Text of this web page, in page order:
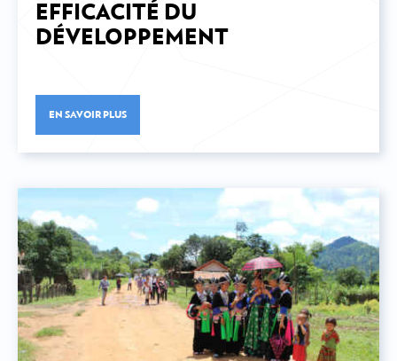
EFFICACITÉ DU
DÉVELOPPEMENT
EN SAVOIR PLUS